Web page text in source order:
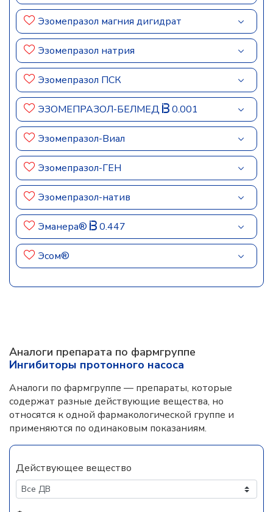
Эзомепразол магния дигидрат
Эзомепразол натрия
Эзомепразол ПСК
ЭЗОМЕПРАЗОЛ-БЕЛМЕД 0.001
Эзомепразол-Виал
Эзомепразол-ГЕН
Эзомепразол-натив
Эманера® 0.447
Эсом®
Аналоги препарата по фармгруппе
Ингибиторы протонного насоса
Аналоги по фармгруппе — препараты, которые
содержат разные действующие вещества, но
относятся к одной фармакологической группе и
применяются по одинаковым показаниям.
Действующее вещество